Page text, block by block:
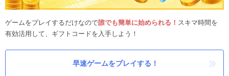
ゲームをプレイするだけなので誰でも簡単に始められる！ スキマ時間を
有効活用して、ギフトコードを入手しよう！
早速ゲームをプレイする！